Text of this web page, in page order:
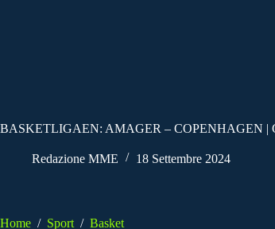
BASKETLIGAEN: AMAGER – COPENHAGEN |
Redazione MME 18 Settembre 2024
Home / Sport / Basket